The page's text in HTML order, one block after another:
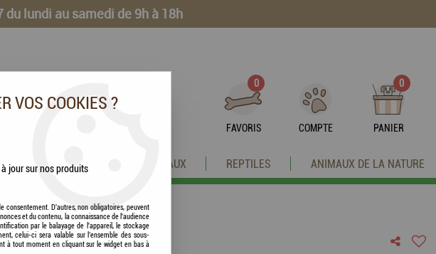
lundi au samedi de 9h à 18h
0
FAVORIS COMPTE
0
PANIER
DE LA FERME OISEAUX REPTILES ANIMAUX DE LA NATURE
VOS COOKIES ?
jour sur nos produits
consentement. D'autres, non obligatoires, peuvent
et du contenu, la connaissance de l'audience
par le balayage de l'appareil, le stockage
celui-ci sera valable sur l’ensemble des sous-
à tout moment en cliquant sur le widget en bas à